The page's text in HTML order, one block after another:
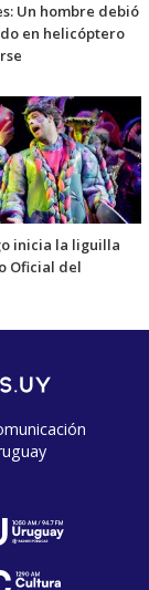
Un hombre debió
en helicóptero
inicia la liguilla
Oficial del